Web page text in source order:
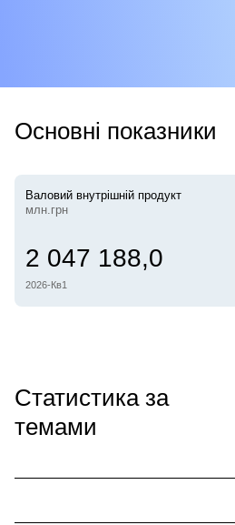
Основні показники
Валовий внутрішній продукт
млн.грн
2 047 188,0
2026-Кв1
Статистика за
темами